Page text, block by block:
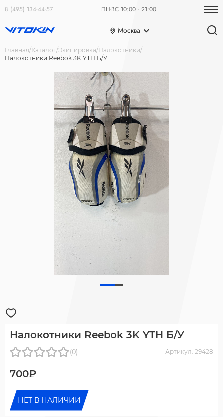
8 (495) 134-44-57 ПН-ВС 10:00 - 21:00
Москва
Главная Каталог Экипировка Налокотники
Налокотники Reebok 3K YTH Б/У
Налокотники Reebok 3K YTH Б/У
(0) Артикул: 29428
700₽
НЕТ В НАЛИЧИИ